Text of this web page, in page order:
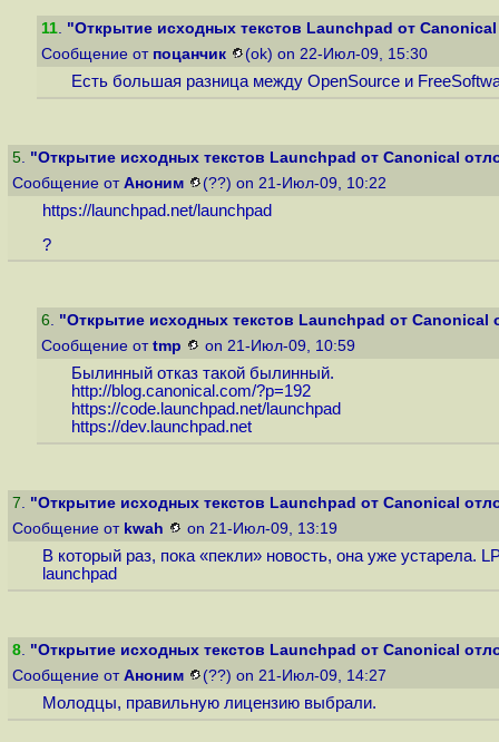
11. "Открытие исходных текстов Launchpad от
Сообщение от поцанчик (ok) on 22-Июл-09, 15:30
Есть большая разница между OpenSource и
5. "Открытие исходных текстов Launchpad от Canonical
Сообщение от Аноним (??) on 21-Июл-09, 10:22
https://launchpad.net/launchpad
?
6. "Открытие исходных текстов Launchpad от Canonical
Сообщение от tmp on 21-Июл-09, 10:59
Былинный отказ такой былинный.
http://blog.canonical.com/?p=192
https://code.launchpad.net/launchpad
https://dev.launchpad.net
7. "Открытие исходных текстов Launchpad от Canonical
Сообщение от kwah on 21-Июл-09, 13:19
В который раз, пока «пекли» новость, она уже устарела.
launchpad
8. "Открытие исходных текстов Launchpad от Canonical
Сообщение от Аноним (??) on 21-Июл-09, 14:27
Молодцы, правильную лицензию выбрали.